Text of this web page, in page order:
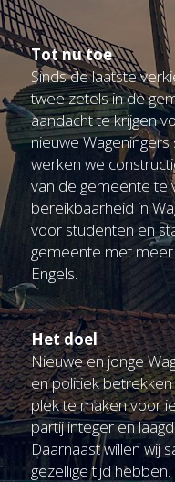
Tot nu toe
Sinds de laatste
twee zetels in de
aandacht te krijgen
nieuwe
werken we
van de gemeente te
bereikbaarheid in
voor studenten en
gemeente met
Engels.
Het doel
Nieuwe en jonge
en politiek
plek te maken voor
partij integer en
Daarnaast willen wij
gezellige tijd hebben.